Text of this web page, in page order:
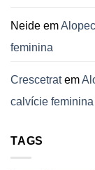
Neide em
feminina
Crescetratem
calvície feminina
TAGS